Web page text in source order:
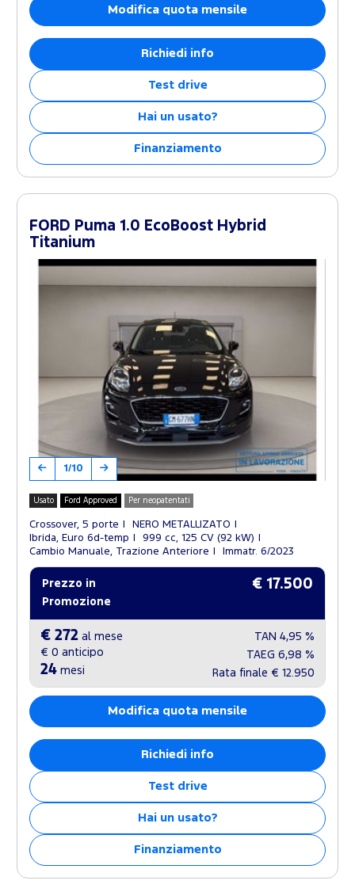
Modifica quota mensile
Richiedi info
Test drive
Hai un usato?
Finanziamento
FORD Puma 1.0 EcoBoost Hybrid
Titanium
1/10
Usato Ford Approved Per neopatentati
Crossover, 5 porte
NERO METALLIZATO
Ibrida, Euro 6d-temp
999 cc, 125 CV (92 kW)
Cambio Manuale, Trazione Anteriore
Immatr. 6/2023
Prezzo in
Promozione
€ 17.500
€ 272 al mese
€ 0 anticipo
24 mesi
TAN 4,95 %
TAEG 6,98 %
Rata finale € 12.950
Modifica quota mensile
Richiedi info
Test drive
Hai un usato?
Finanziamento